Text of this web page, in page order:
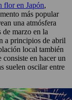
flor en Japón,
más popular
una atmósfera
marzo en la
a principios de abril
local también
en hacer un
suelen oscilar entre